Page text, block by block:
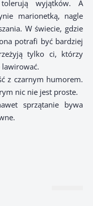
wyjątków. A
marionetką, nagle
W świecie, gdzie
potrafi być bardziej
tylko ci, którzy
z czarnym humorem.
nic nie jest proste.
sprzątanie bywa